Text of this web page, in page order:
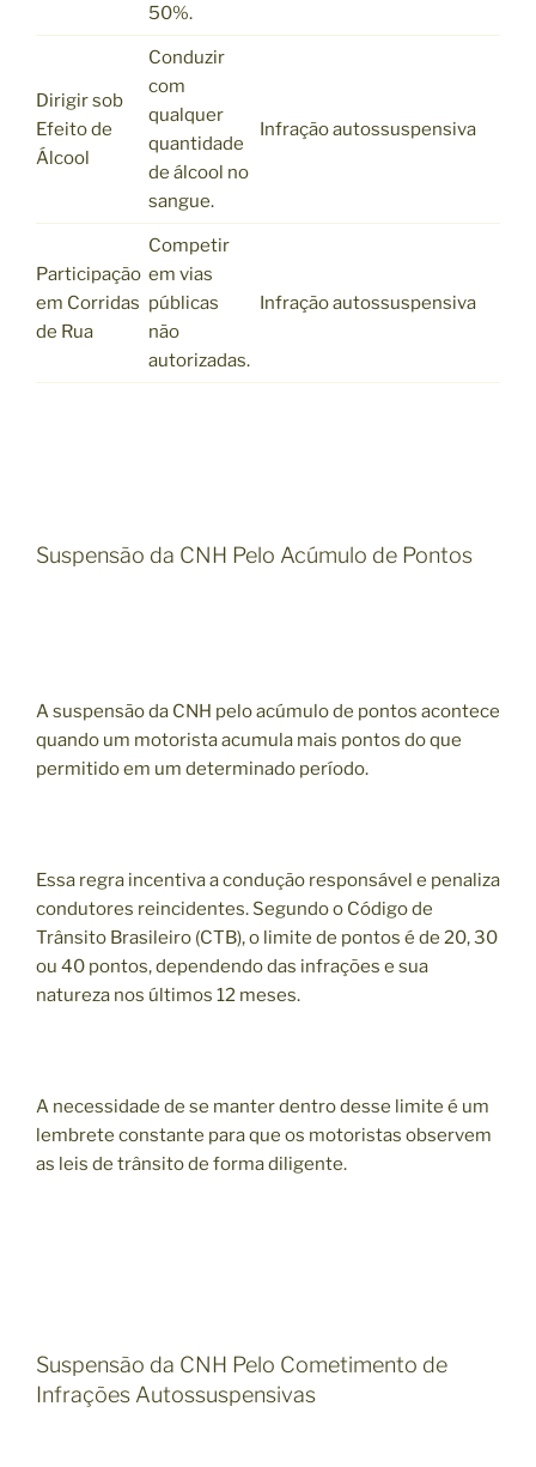
50%.
Dirigir sob
Efeito de
Álcool
Conduzir
com
qualquer
quantidade
de álcool no
sangue.
Infração autossuspensiva
Participação
em Corridas
de Rua
Competir
em vias
públicas
não
autorizadas.
Infração autossuspensiva
Suspensão da CNH Pelo Acúmulo de Pontos
A suspensão da CNH pelo acúmulo de pontos acontece
quando um motorista acumula mais pontos do que
permitido em um determinado período.
Essa regra incentiva a condução responsável e penaliza
condutores reincidentes. Segundo o Código de
Trânsito Brasileiro (CTB), o limite de pontos é de 20, 30
ou 40 pontos, dependendo das infrações e sua
natureza nos últimos 12 meses.
A necessidade de se manter dentro desse limite é um
lembrete constante para que os motoristas observem
as leis de trânsito de forma diligente.
Suspensão da CNH Pelo Cometimento de
Infrações Autossuspensivas